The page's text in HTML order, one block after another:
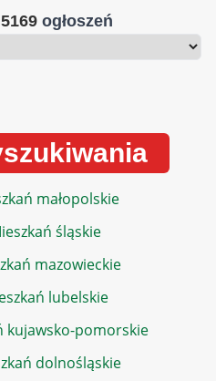
5169 ogłoszeń
małopolskie
śląskie
mazowieckie
lubelskie
kujawsko-pomorskie
dolnośląskie